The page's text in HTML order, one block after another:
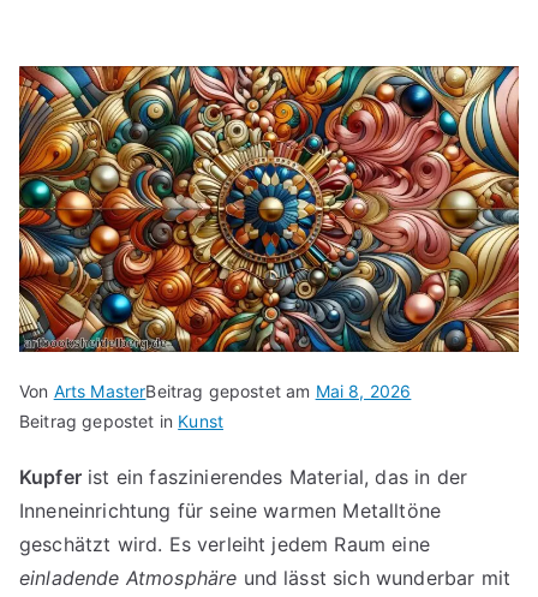
Von Arts MasterBeitrag gepostet am Mai 8, 2026
Beitrag gepostet in Kunst
Kupferist ein faszinierendes Material, das in der
Inneneinrichtung für seine warmen Metalltöne
geschätzt wird. Es verleiht jedem Raum eine
einladende Atmosphäre und lässt sich wunderbar mit